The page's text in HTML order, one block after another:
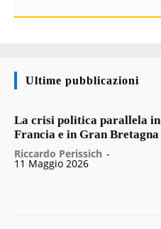
Ultime pubblicazioni
La crisi politica parallela in
Francia e in Gran Bretagna
Riccardo Perissich -
11 Maggio 2026